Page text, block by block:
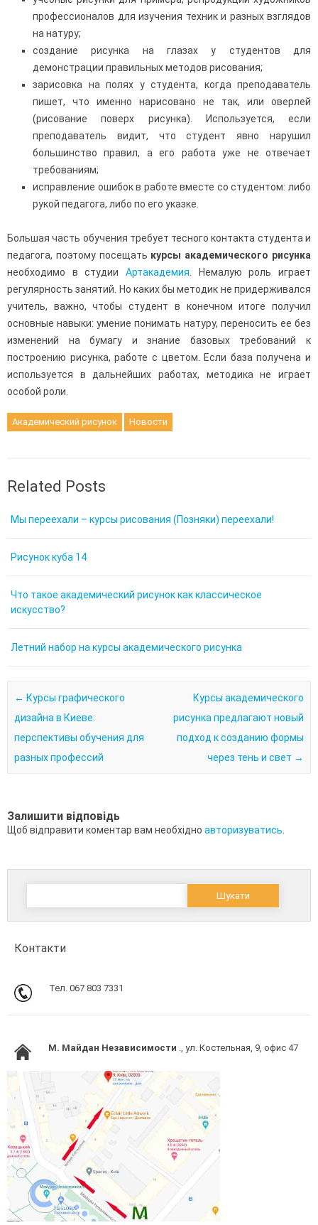
профессионалов для изучения техник и разных взглядов
на натуру;
создание рисунка на глазах у студентов для
демонстрации правильных методов рисования;
зарисовка на полях у студента, когда преподаватель
пишет, что именно нарисовано не так, или оверлей
(рисование поверх рисунка). Используется, если
преподаватель видит, что студент явно нарушил
большинство правил, а его работа уже не отвечает
требованиям;
исправление ошибок в работе вместе со студентом: либо
рукой педагога, либо по его указке.
Большая часть обучения требует тесного контакта студента и
педагога, поэтому посещать курсы академического рисунка
необходимо в студии Артакадемия. Немалую роль играет
регулярность занятий. Но каких бы методик не придерживался
учитель, важно, чтобы студент в конечном итоге получил
основные навыки: умение понимать натуру, переносить ее без
изменений на бумагу и знание базовых требований к
построению рисунка, работе с цветом. Если база получена и
используется в дальнейших работах, методика не играет
особой роли.
Академический рисунок Новости
Related Posts
Мы переехали – курсы рисования (Позняки) переехали!
Рисунок куба 14
Что такое академический рисунок как классическое
искусство?
Летний набор на курсы академического рисунка
Post navigation
← Курсы графического
дизайна в Киеве:
перспективы обучения для
разных профессий
Курсы академического
рисунка предлагают новый
подход к созданию формы
через тень и свет →
Залишити відповідь
Щоб відправити коментар вам необхідно авторизуватись.
Пошук:
Контакти
Тел. 067 803 7331
M. Майдан Независимости ., ул. Костельная, 9, офис 47